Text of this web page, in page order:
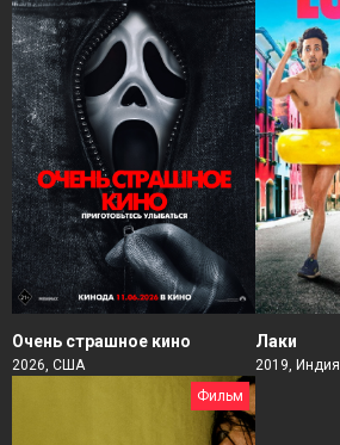
Очень страшное кино
2026, США
Лаки
2019, Индия
Фильм